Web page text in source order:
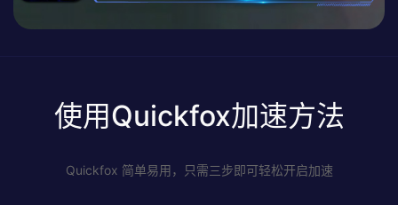
使用Quickfox加速方法
Quickfox 简单易用，只需三步即可轻松开启加速